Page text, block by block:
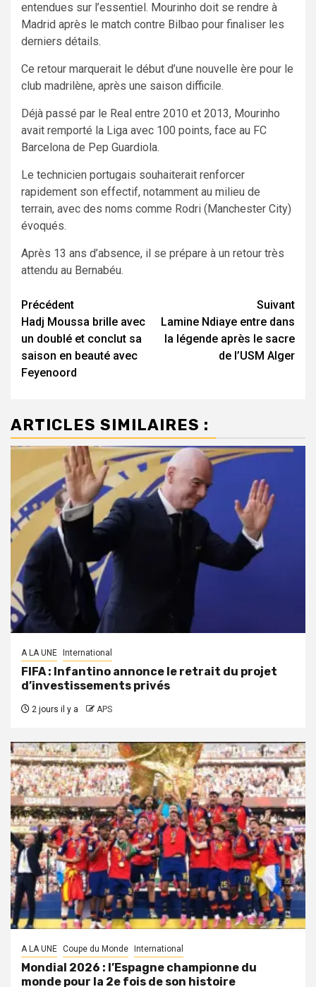
entendues sur l’essentiel. Mourinho doit se rendre à
Madrid après le match contre Bilbao pour finaliser les
derniers détails.
Ce retour marquerait le début d’une nouvelle ère pour le
club madrilène, après une saison difficile.
Déjà passé par le Real entre 2010 et 2013, Mourinho
avait remporté la Liga avec 100 points, face au FC
Barcelona de Pep Guardiola.
Le technicien portugais souhaiterait renforcer
rapidement son effectif, notamment au milieu de
terrain, avec des noms comme Rodri (Manchester City)
évoqués.
Après 13 ans d’absence, il se prépare à un retour très
attendu au Bernabéu.
Navigation
d’article
Précédent
Hadj Moussa brille avec
un doublé et conclut sa
saison en beauté avec
Feyenoord
Suivant
Lamine Ndiaye entre dans
la légende après le sacre
de l’USM Alger
ARTICLES SIMILAIRES :
A LA UNE International
FIFA : Infantino annonce le retrait du projet
d’investissements privés
2 jours il y a APS
A LA UNE Coupe du Monde International
Mondial 2026 : l’Espagne championne du
monde pour la 2e fois de son histoire